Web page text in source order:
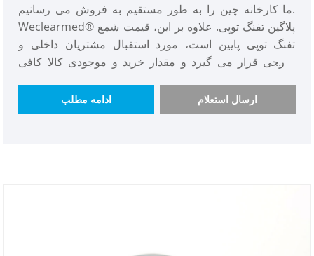
ما کارخانه چین را به طور مستقیم به فروش می رسانیم.
Weclearmed® پلاگین تفنگ توپی. علاوه بر این، قیمت شمع
تفنگ توپی پایین است، مورد استقبال مشتریان داخلی و
خارجی قرار می گیرد و مقدار خرید و موجودی کالا کافی
ادامه مطلب ارسال استعلام